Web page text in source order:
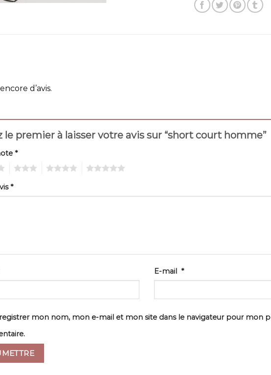
d’avis.
le premier à laisser votre avis sur “short court homme”
*
*
E-mail*
mon nom, mon e-mail et mon site dans le navigateur pour mon